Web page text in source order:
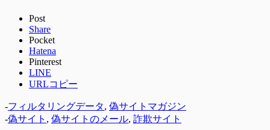
Post
Share
Pocket
Hatena
Pinterest
LINE
URLコピー
-フィルタリングデータ, 偽サイトマガジン
-偽サイト , 偽サイトのメール, 詐欺サイト